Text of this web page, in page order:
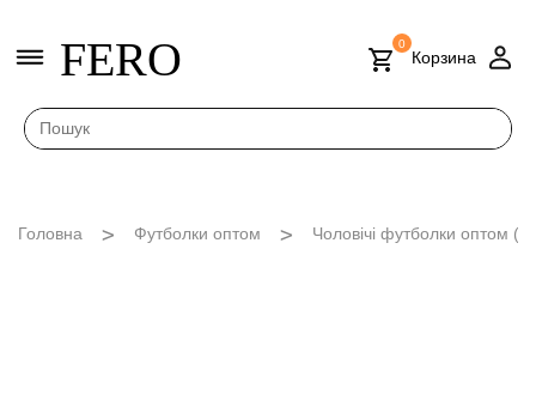
FERO 0
Корзина
Головна Футболки оптом Чоловічі футболки оптом